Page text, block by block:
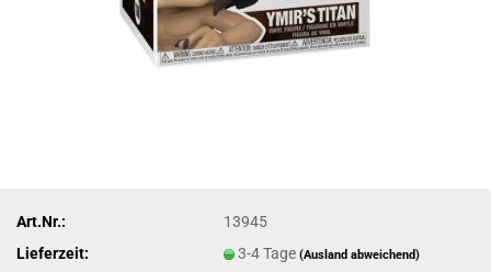
Art.Nr.:
13945
Lieferzeit:
3-4 Tage(Ausland abweichend)